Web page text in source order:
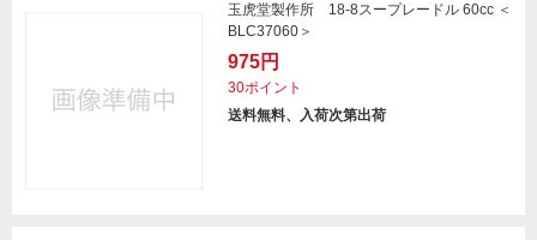
玉虎堂製作所 18-8スープレードル 60cc ＜
BLC37060＞
975円
30ポイント
送料無料、入荷次第出荷